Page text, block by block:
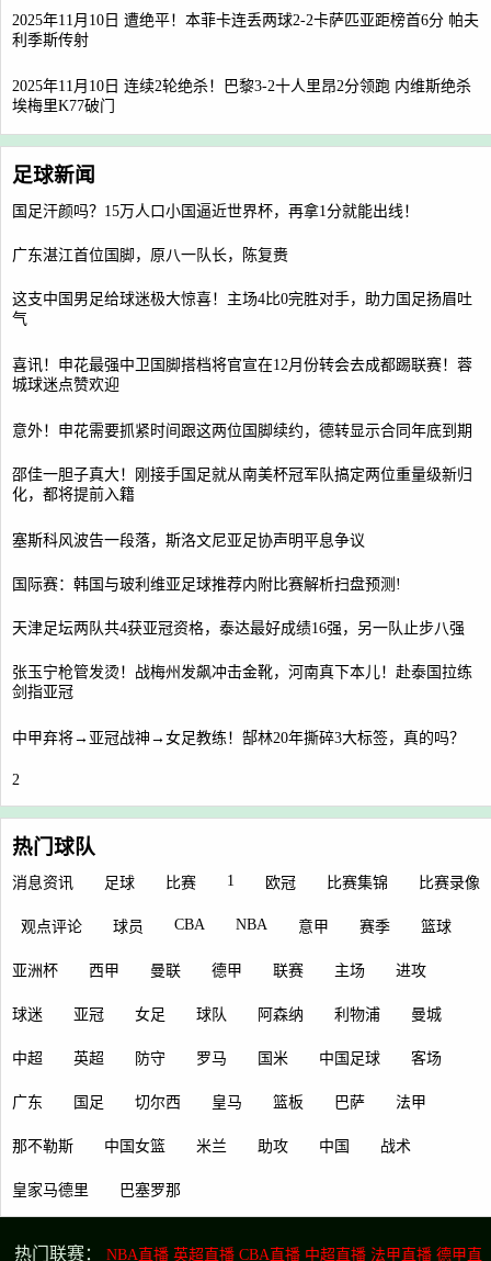
2025年11月10日 遭绝平！本菲卡连丢两球2-2卡萨匹亚距榜首6分 帕夫
利季斯传射
2025年11月10日 连续2轮绝杀！巴黎3-2十人里昂2分领跑 内维斯绝杀
埃梅里K77破门
足球新闻
国足汗颜吗？15万人口小国逼近世界杯，再拿1分就能出线！
广东湛江首位国脚，原八一队长，陈复赉
这支中国男足给球迷极大惊喜！主场4比0完胜对手，助力国足扬眉吐
气
喜讯！申花最强中卫国脚搭档将官宣在12月份转会去成都踢联赛！蓉
城球迷点赞欢迎
意外！申花需要抓紧时间跟这两位国脚续约，德转显示合同年底到期
邵佳一胆子真大！刚接手国足就从南美杯冠军队搞定两位重量级新归
化，都将提前入籍
塞斯科风波告一段落，斯洛文尼亚足协声明平息争议
国际赛：韩国与玻利维亚足球推荐内附比赛解析扫盘预测!
天津足坛两队共4获亚冠资格，泰达最好成绩16强，另一队止步八强
张玉宁枪管发烫！战梅州发飙冲击金靴，河南真下本儿！赴泰国拉练
剑指亚冠
中甲弃将→亚冠战神→女足教练！郜林20年撕碎3大标签，真的吗？
2
热门球队
消息资讯 足球 比赛 1 欧冠 比赛集锦 比赛录像
观点评论 球员 CBA NBA 意甲 赛季 篮球
亚洲杯 西甲 曼联 德甲 联赛 主场 进攻
球迷 亚冠 女足 球队 阿森纳 利物浦 曼城
中超 英超 防守 罗马 国米 中国足球 客场
广东 国足 切尔西 皇马 篮板 巴萨 法甲
那不勒斯 中国女篮 米兰 助攻 中国 战术
皇家马德里 巴塞罗那
热门联赛： NBA直播 英超直播 CBA直播 中超直播 法甲直播 德甲直